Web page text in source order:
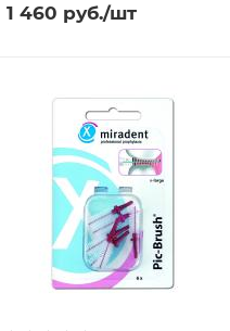
1 460 руб./шт